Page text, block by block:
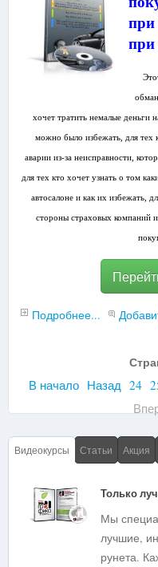
при
хочет тратить немалые деньги
можно было избежать, для тех
аварии из-за неисправности,
для тех кто хочет узнать о том
автосалоне и как их избежать,
стороны страховых компаний
Подробнее...
В начало Назад 24
Видеокурсы Статьи Акция
Только
Мы
лучшие,
рунета.